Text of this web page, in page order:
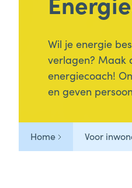
Groen & water
Handige info voor
Subsidies
Tips & Tricks
Wil je energie
verlagen? Maak
energiecoach!
en geven
Home Voor